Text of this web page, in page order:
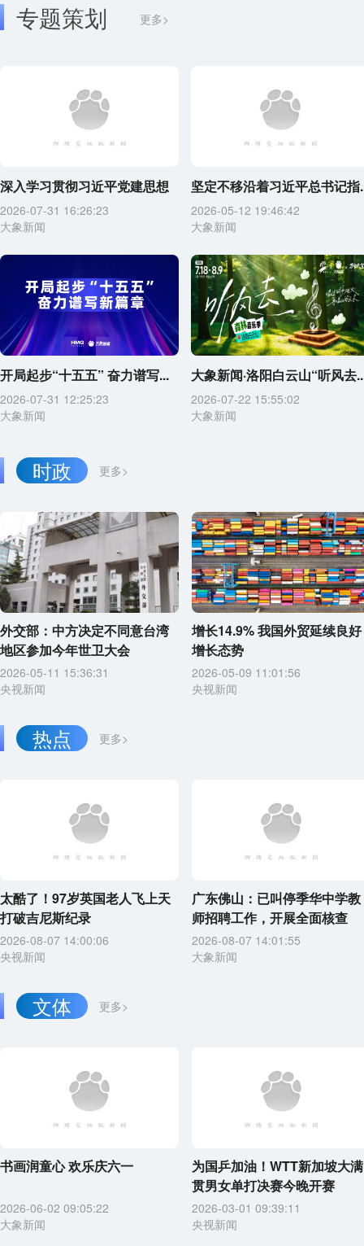
专题策划 更多>
深入学习贯彻习近平党建思想
2026-07-31 16:26:23
大象新闻
坚定不移沿着习近平总书记指
2026-05-12 19:46:42
大象新闻
开局起步“十五五” 奋力谱写...
2026-07-31 12:25:23
大象新闻
大象新闻·洛阳白云山“听风去
2026-07-22 15:55:02
大象新闻
更多>
时政
外交部：中方决定不同意台湾
地区参加今年世卫大会
2026-05-11 15:36:31
央视新闻
增长14.9% 我国外贸延续良好
增长态势
2026-05-09 11:01:56
央视新闻
更多>
热点
太酷了！97岁英国老人飞上天
打破吉尼斯纪录
2026-08-07 14:00:06
央视新闻
广东佛山：已叫停季华中学教
师招聘工作，开展全面核查
2026-08-07 14:01:55
大象新闻
更多>
文体
书画润童心 欢乐庆六一
2026-06-02 09:05:22
大象新闻
为国乒加油！WTT新加坡大满
贯男女单打决赛今晚开赛
2026-03-01 09:39:11
央视新闻